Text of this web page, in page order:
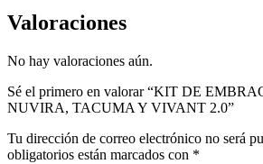
Valoraciones
No hay valoraciones aún.
Sé el primero en valorar “KIT DE
NUVIRA, TACUMA Y VIVANT 2.0”
Tu dirección de correo electrónico no será
obligatorios están marcados con *